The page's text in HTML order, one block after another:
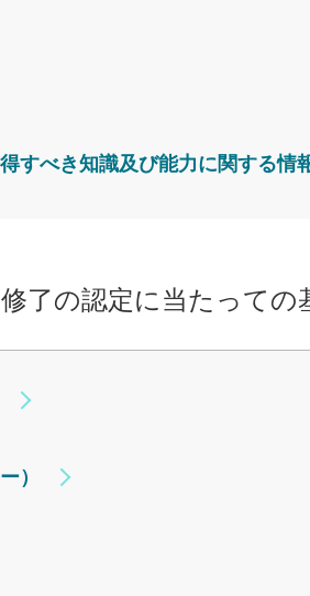
すべき知識及び能力に関する情
了の認定に当たっての
）